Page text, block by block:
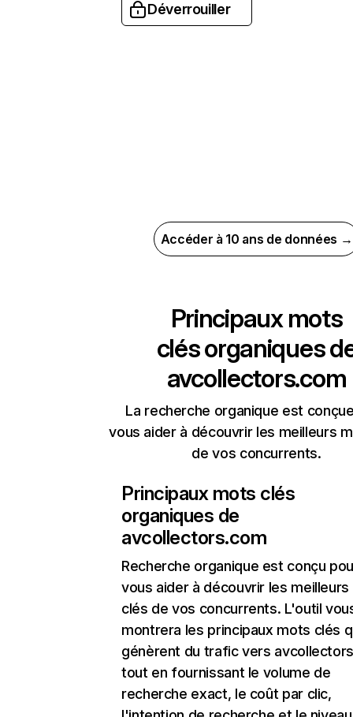
Déverrouiller
Accéder à 10 ans de données →
Principaux mots
clés organiques
avcollectors.com
La recherche organique est
vous aider à découvrir les meilleurs
de vos concurrents.
Principaux mots clés
organiques de
avcollectors.com
Recherche organique est conçu
vous aider à découvrir les
clés de vos concurrents. L'outil
montrera les principaux mots clés
génèrent du trafic vers
tout en fournissant le volume de
recherche exact, le coût par clic,